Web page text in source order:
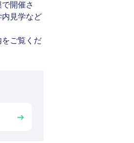
開催さ
見学など
ご覧くだ